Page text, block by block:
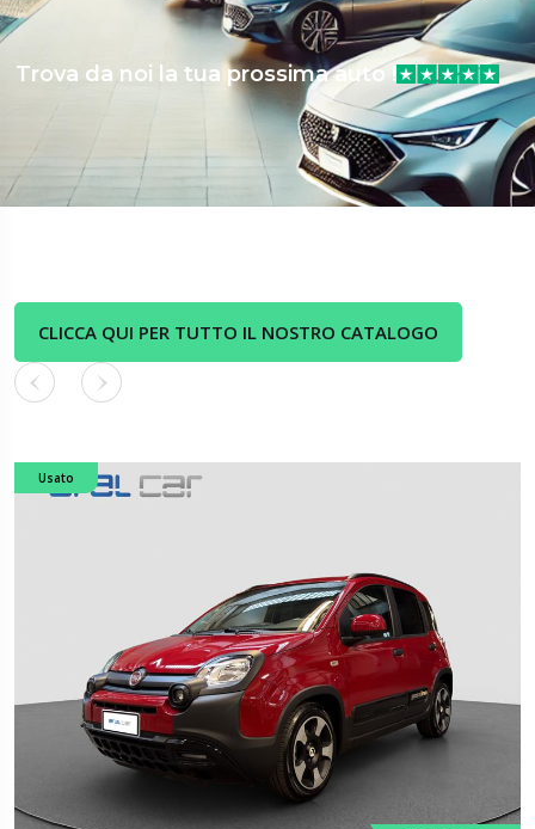
Trova da noi la tua prossima auto !
CLICCA QUI PER TUTTO IL NOSTRO CATALOGO
Usato